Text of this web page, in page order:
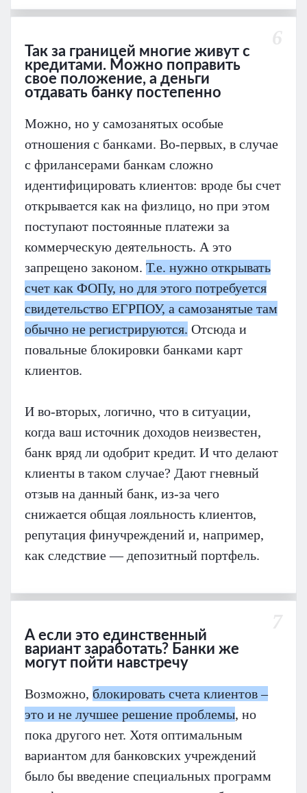
Так за границей многие живут с
кредитами. Можно поправить
свое положение, а деньги
отдавать банку постепенно
Можно, но у самозанятых особые
отношения с банками. Во-первых, в случае
с фрилансерами банкам сложно
идентифицировать клиентов: вроде бы счет
открывается как на физлицо, но при этом
поступают постоянные платежи за
коммерческую деятельность. А это
запрещено законом. Т.е. нужно открывать
счет как ФОПу, но для этого потребуется
свидетельство ЕГРПОУ, а самозанятые там
обычно не регистрируются. Отсюда и
повальные блокировки банками карт
клиентов.
И во-вторых, логично, что в ситуации,
когда ваш источник доходов неизвестен,
банк вряд ли одобрит кредит. И что делают
клиенты в таком случае? Дают гневный
отзыв на данный банк, из-за чего
снижается общая лояльность клиентов,
репутация финучреждений и, например,
как следствие — депозитный портфель.
А если это единственный
вариант заработать? Банки же
могут пойти навстречу
Возможно, блокировать счета клиентов –
это и не лучшее решение проблемы, но
пока другого нет. Хотя оптимальным
вариантом для банковских учреждений
было бы введение специальных программ